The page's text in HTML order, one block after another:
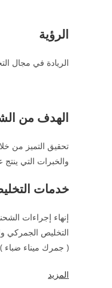
الرؤية
الريادة في مجال
الهدف من
تحقيق التميز من
والخبرات التي ينتج
خدمات
إنهاء إجراءات
التخليص الجمركي
( جمرك ميناء ضباء )
المزيد